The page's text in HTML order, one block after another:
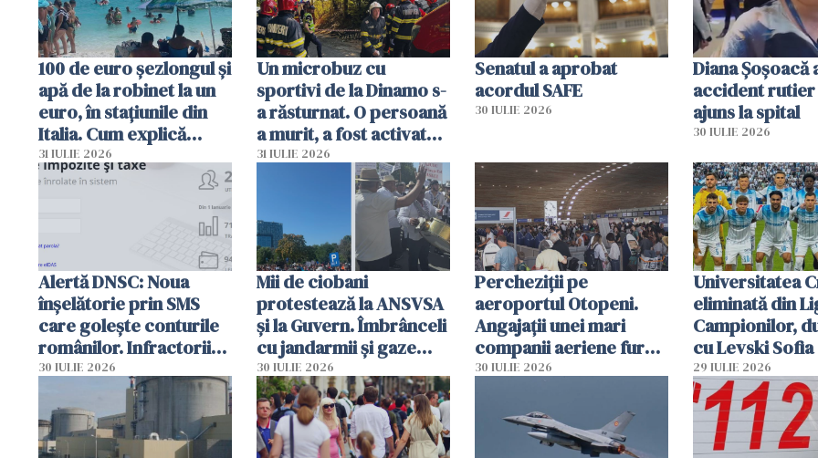
100 de euro șezlongul și
apă de la robinet la un
euro, în stațiunile din
Italia. Cum explică
autoritățile
31 IULIE 2026
Un microbuz cu
sportivi de la Dinamo s-
a răsturnat. O persoană
a murit, a fost activat
planul roșu de
31 IULIE 2026
Senatul a aprobat
acordul SAFE
30 IULIE 2026
Diana Șoșoacă
accident rutier
ajuns la spital
30 IULIE 2026
Alertă DNSC: Noua
înșelătorie prin SMS
care golește conturile
românilor. Infractorii
folosesc numele
Ghișeul.ro și al Poliției
Române
30 IULIE 2026
Mii de ciobani
protestează la ANSVSA
și la Guvern. Îmbrânceli
cu jandarmii și gaze
lacrimogene
30 IULIE 2026
Percheziții pe
aeroportul Otopeni.
Angajații unei mari
companii aeriene furau
parfumuri, ceasuri și
vânzării
30 IULIE 2026
Universitatea
eliminată din
Campionilor,
cu Levski Sofia
29 IULIE 2026